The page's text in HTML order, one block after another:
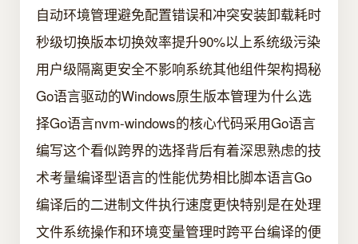
自动环境管理避免配置错误和冲突安装卸载耗时
秒级切换版本切换效率提升90%以上系统级污染
用户级隔离更安全不影响系统其他组件架构揭秘
Go语言驱动的Windows原生版本管理为什么选
择Go语言nvm-windows的核心代码采用Go语言
编写这个看似跨界的选择背后有着深思熟虑的技
术考量编译型语言的性能优势相比脚本语言Go
编译后的二进制文件执行速度更快特别是在处理
文件系统操作和环境变量管理时跨平台编译的便